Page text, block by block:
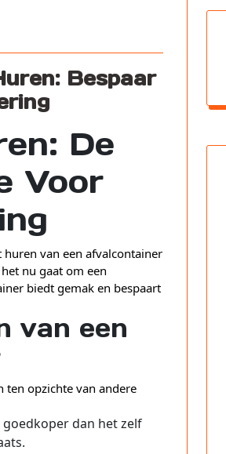
Bespaar
De
Voor
van een afvalcontainer
nu gaat om een
biedt gemak en bespaart
van een
ten opzichte van andere
dan het zelf